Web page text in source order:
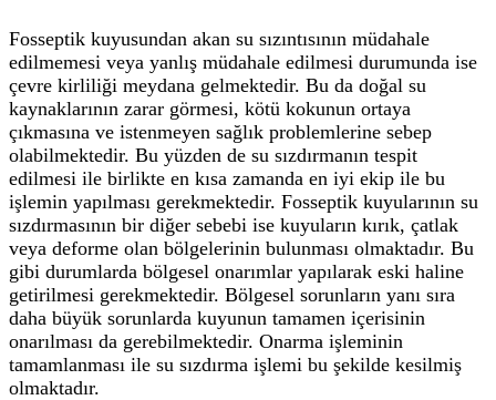
Fosseptik kuyusundan akan su sızıntısının müdahale
edilmemesi veya yanlış müdahale edilmesi durumunda ise
çevre kirliliği meydana gelmektedir. Bu da doğal su
kaynaklarının zarar görmesi, kötü kokunun ortaya
çıkmasına ve istenmeyen sağlık problemlerine sebep
olabilmektedir. Bu yüzden de su sızdırmanın tespit
edilmesi ile birlikte en kısa zamanda en iyi ekip ile bu
işlemin yapılması gerekmektedir. Fosseptik kuyularının su
sızdırmasının bir diğer sebebi ise kuyuların kırık, çatlak
veya deforme olan bölgelerinin bulunması olmaktadır. Bu
gibi durumlarda bölgesel onarımlar yapılarak eski haline
getirilmesi gerekmektedir. Bölgesel sorunların yanı sıra
daha büyük sorunlarda kuyunun tamamen içerisinin
onarılması da gerebilmektedir. Onarma işleminin
tamamlanması ile su sızdırma işlemi bu şekilde kesilmiş
olmaktadır.